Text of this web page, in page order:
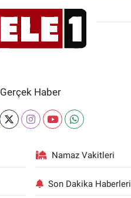
Gerçek Haber
Namaz Vakitleri
Son Dakika Haberleri